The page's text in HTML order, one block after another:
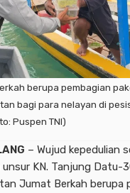
berupa pembagian
bagi para nelayan di
Puspen TNI)
– Wujud kepedulian
KN. Tanjung Datu-
Jumat Berkah berupa